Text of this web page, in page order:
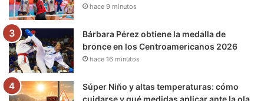
hace 9 minutos
Bárbara Pérez obtiene la medalla de
bronce en los Centroamericanos 2026
hace 16 minutos
Súper Niño y altas temperaturas: cómo